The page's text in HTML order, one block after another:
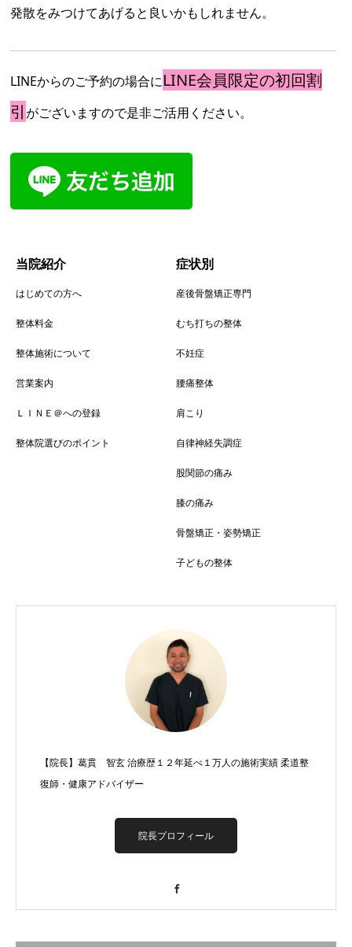
発散をみつけてあげると良いかもしれません。
LINEからのご予約の場合にLINE会員限定の初回割
引 がございますので是非ご活用ください。
当院紹介
はじめての方へ
整体料金
整体施術について
営業案内
ＬＩＮＥ＠への登録
整体院選びのポイント
症状別
産後骨盤矯正専門
むち打ちの整体
不妊症
腰痛整体
肩こり
自律神経失調症
股関節の痛み
膝の痛み
骨盤矯正・姿勢矯正
子どもの整体
【院長】葛貫 智玄 治療歴１２年延べ１万人の施術実績 柔道整
復師・健康アドバイザー
院長プロフィール